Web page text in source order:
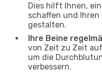
Dies hilft Ihnen,
schaffen und Ihren
gestalten.
Ihre Beine
von Zeit zu Zeit
um die
verbessern.